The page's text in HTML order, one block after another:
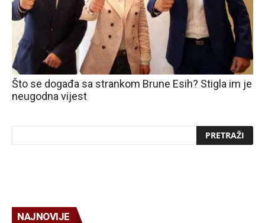
Što se događa sa strankom Brune Esih? Stigla im je
neugodna vijest
NAJNOVIJE